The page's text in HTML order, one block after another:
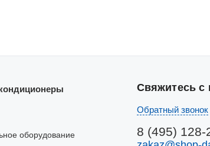
оборудование
Свяжитесь с
Обратный звонок
8 (495) 128-